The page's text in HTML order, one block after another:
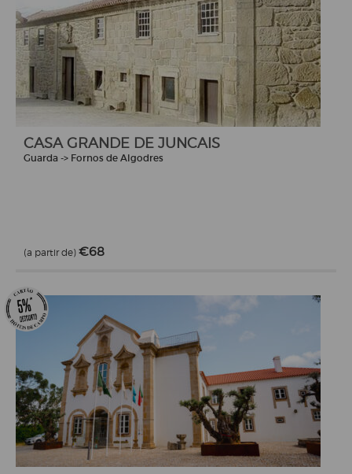
CASA GRANDE DE JUNCAIS
Guarda -> Fornos de Algodres
(a partir de) €68